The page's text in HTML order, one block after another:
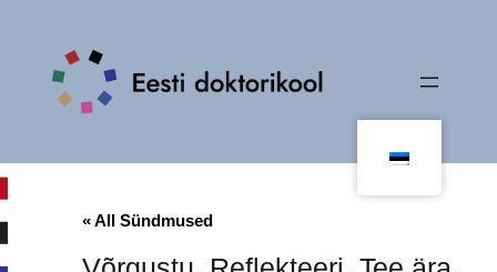
« All Sündmused